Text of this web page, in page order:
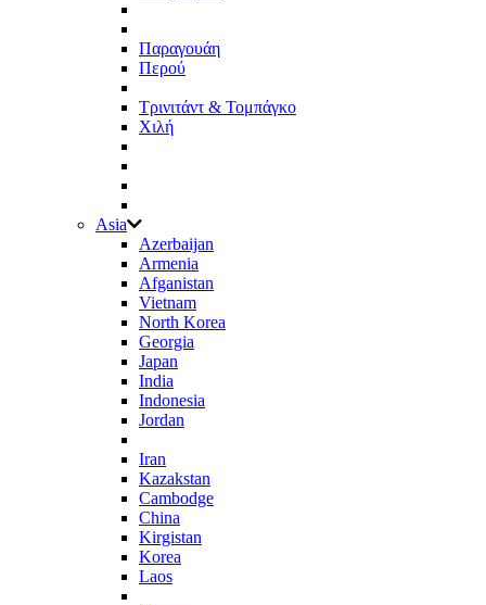
Παραγουάη
Περού
Τρινιτάντ & Τομπάγκο
Χιλή
Asia
Azerbaijan
Armenia
Afganistan
Vietnam
North Korea
Georgia
Japan
India
Indonesia
Jordan
Iran
Kazakstan
Cambodge
China
Kirgistan
Korea
Laos